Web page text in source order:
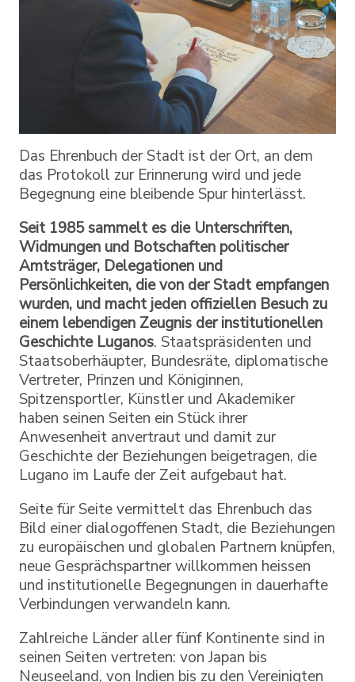
Das Ehrenbuch der Stadt ist der Ort, an dem
das Protokoll zur Erinnerung wird und jede
Begegnung eine bleibende Spur hinterlässt.
Seit 1985 sammelt es die Unterschriften,
Widmungen und Botschaften politischer
Amtsträger, Delegationen und
Persönlichkeiten, die von der Stadt empfangen
wurden, und macht jeden offiziellen Besuch zu
einem lebendigen Zeugnis der institutionellen
Geschichte Luganos. Staatspräsidenten und
Staatsoberhäupter, Bundesräte, diplomatische
Vertreter, Prinzen und Königinnen,
Spitzensportler, Künstler und Akademiker
haben seinen Seiten ein Stück ihrer
Anwesenheit anvertraut und damit zur
Geschichte der Beziehungen beigetragen, die
Lugano im Laufe der Zeit aufgebaut hat.
Seite für Seite vermittelt das Ehrenbuch das
Bild einer dialogoffenen Stadt, die Beziehungen
zu europäischen und globalen Partnern knüpfen,
neue Gesprächspartner willkommen heissen
und institutionelle Begegnungen in dauerhafte
Verbindungen verwandeln kann.
Zahlreiche Länder aller fünf Kontinente sind in
seinen Seiten vertreten: von Japan bis
Neuseeland, von Indien bis zu den Vereinigten